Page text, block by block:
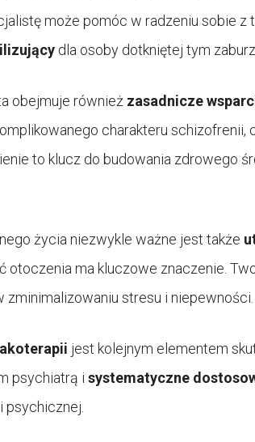
może pomóc w radzeniu sobie z
dla osoby dotkniętej tym
obejmuje również zasadnicze
charakteru schizofrenii,
to klucz do budowania zdrowego
życia niezwykle ważne jest także
otoczenia ma kluczowe znaczenie.
zminimalizowaniu stresu i niepewności.
jest kolejnym elementem
psychiatrą i systematyczne
psychicznej.